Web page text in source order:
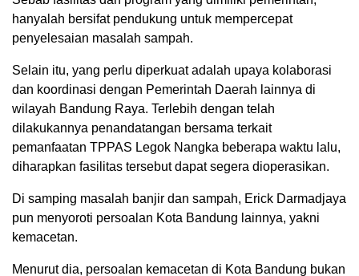
hanyalah bersifat pendukung untuk mempercepat
penyelesaian masalah sampah.
Selain itu, yang perlu diperkuat adalah upaya kolaborasi
dan koordinasi dengan Pemerintah Daerah lainnya di
wilayah Bandung Raya. Terlebih dengan telah
dilakukannya penandatangan bersama terkait
pemanfaatan TPPAS Legok Nangka beberapa waktu lalu,
diharapkan fasilitas tersebut dapat segera dioperasikan.
Di samping masalah banjir dan sampah, Erick Darmadjaya
pun menyoroti persoalan Kota Bandung lainnya, yakni
kemacetan.
Menurut dia, persoalan kemacetan di Kota Bandung bukan